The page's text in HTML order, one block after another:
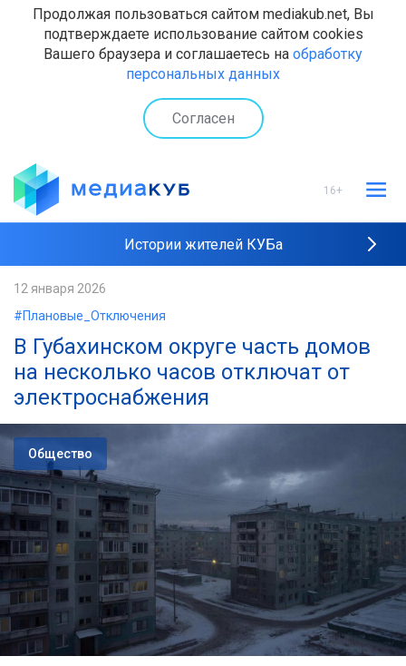
Продолжая пользоваться сайтом mediakub.net, Вы
подтверждаете использование сайтом cookies
Вашего браузера и соглашаетесь на обработку
персональных данных
Согласен
16+
Истории жителей КУБа
12 января 2026
#Плановые_Отключения
В Губахинском округе часть домов
на несколько часов отключат от
электроснабжения
Общество